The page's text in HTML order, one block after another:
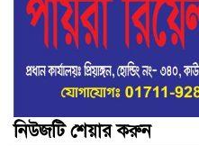
নিউজটি শেয়ার করুন